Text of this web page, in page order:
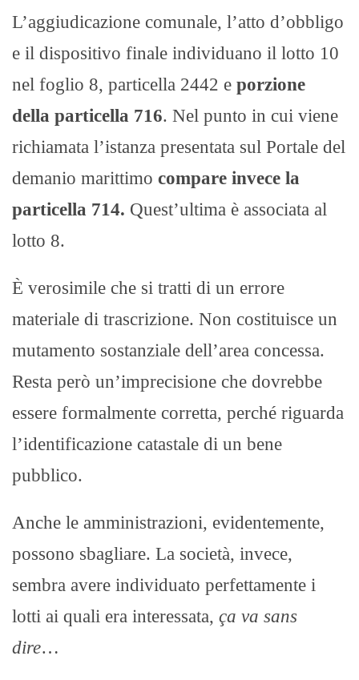
L’aggiudicazione comunale, l’atto d’obbligo
e il dispositivo finale individuano il lotto 10
nel foglio 8, particella 2442 e porzione
della particella 716. Nel punto in cui viene
richiamata l’istanza presentata sul Portale del
demanio marittimo compare invece la
particella 714. Quest’ultima è associata al
lotto 8.
È verosimile che si tratti di un errore
materiale di trascrizione. Non costituisce un
mutamento sostanziale dell’area concessa.
Resta però un’imprecisione che dovrebbe
essere formalmente corretta, perché riguarda
l’identificazione catastale di un bene
pubblico.
Anche le amministrazioni, evidentemente,
possono sbagliare. La società, invece,
sembra avere individuato perfettamente i
lotti ai quali era interessata, ça va sans
dire…